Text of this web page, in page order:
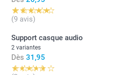
(9 avis)
Support casque audio
2 variantes
Dès 31,95